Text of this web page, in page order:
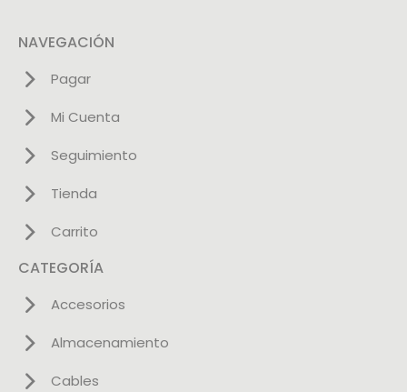
NAVEGACIÓN
Pagar
Mi Cuenta
Seguimiento
Tienda
Carrito
CATEGORÍA
Accesorios
Almacenamiento
Cables